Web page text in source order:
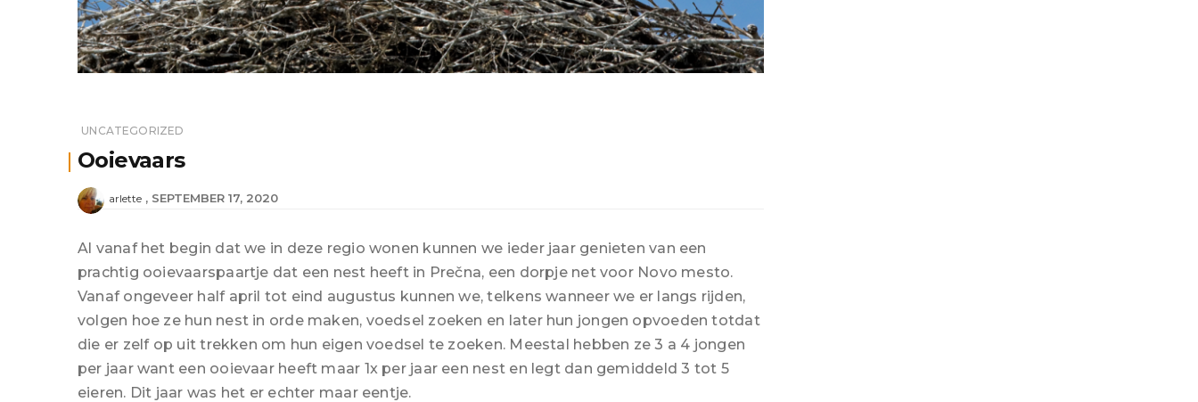
UNCATEGORIZED
Ooievaars
arlette SEPTEMBER 17, 2020
Al vanaf het begin dat we in deze regio wonen kunnen we ieder jaar genieten van een
prachtig ooievaarspaartje dat een nest heeft in Prečna, een dorpje net voor Novo mesto.
Vanaf ongeveer half april tot eind augustus kunnen we, telkens wanneer we er langs rijden,
volgen hoe ze hun nest in orde maken, voedsel zoeken en later hun jongen opvoeden totdat
die er zelf op uit trekken om hun eigen voedsel te zoeken. Meestal hebben ze 3 a 4 jongen
per jaar want een ooievaar heeft maar 1x per jaar een nest en legt dan gemiddeld 3 tot 5
eieren. Dit jaar was het er echter maar eentje.